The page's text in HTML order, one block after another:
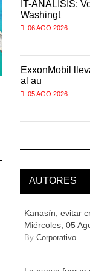
APM Terminals
IT-ANÁLISIS:
Washingt
06 AGO 2026
ExxonMobil
al au
05 AGO 2026
AUTORES
Kanasín, evitar
Miércoles, 05
By Corporativo